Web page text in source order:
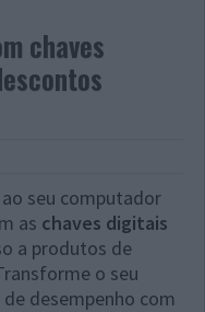
chaves
seu computador
as chaves digitais
a produtos de
o seu
desempenho com